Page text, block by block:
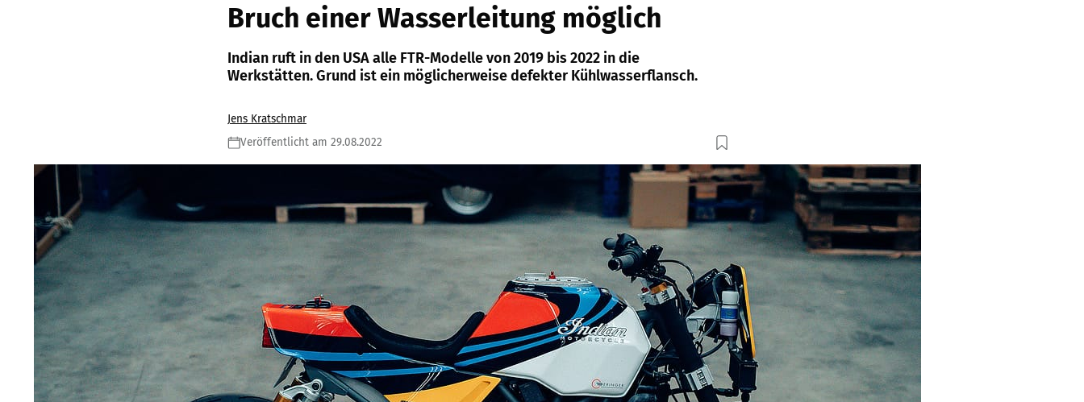
Bruch einer Wasserleitung möglich
Indian ruft in den USA alle FTR-Modelle von 2019 bis 2022 in die
Werkstätten. Grund ist ein möglicherweise defekter Kühlwasserflansch.
Jens Kratschmar
Veröffentlicht am 29.08.2022